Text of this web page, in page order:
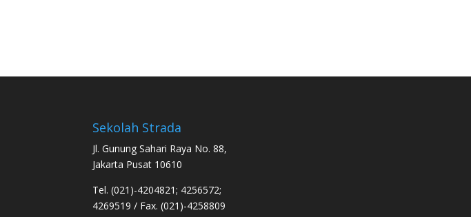
Sekolah Strada
Jl. Gunung Sahari Raya No. 88,
Jakarta Pusat 10610
Tel. (021)-4204821; 4256572;
4269519 / Fax. (021)-4258809